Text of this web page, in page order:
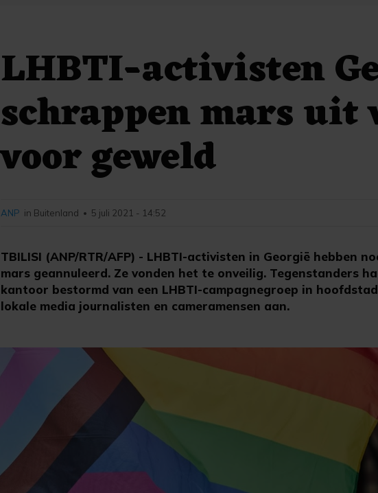
LHBTI-activisten
schrappen mars uit
voor geweld
TBILISI (ANP/RTR/AFP) - LHBTI-activisten in Georgië hebben
mars geannuleerd. Ze vonden het te onveilig. Tegenstanders
kantoor bestormd van een LHBTI-campagnegroep in
lokale media journalisten en cameramensen aan.
ANP in Buitenland • 5 juli 2021 - 14:52